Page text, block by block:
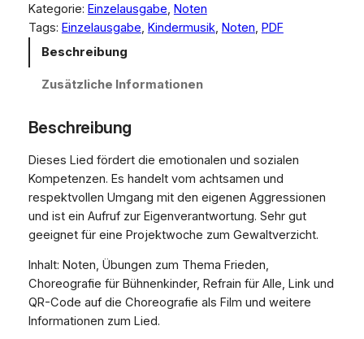
i
k
o
n
P
D
F
]
–
r
i
e
d
Kategorie: Einzelausgabe, Noten
Tags: Einzelausgabe, Kindermusik, Noten, PDF
Beschreibung
Zusätzliche Informationen
Beschreibung
Dieses Lied fördert die emotionalen und sozialen
Kompetenzen. Es handelt vom achtsamen und
respektvollen Umgang mit den eigenen Aggressionen
und ist ein Aufruf zur Eigenverantwortung. Sehr gut
geeignet für eine Projektwoche zum Gewaltverzicht.
Inhalt: Noten, Übungen zum Thema Frieden,
Choreografie für Bühnenkinder, Refrain für Alle, Link und
QR-Code auf die Choreografie als Film und weitere
Informationen zum Lied.